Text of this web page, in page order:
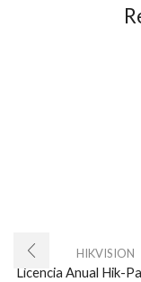
HIKVISION
Licencia Anual Hik-